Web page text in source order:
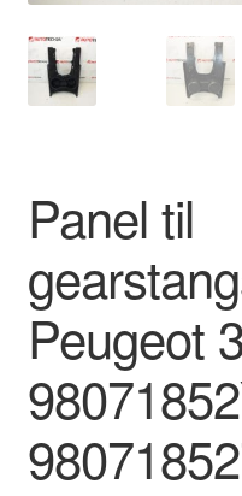
Om os
Panel til
Peugeot